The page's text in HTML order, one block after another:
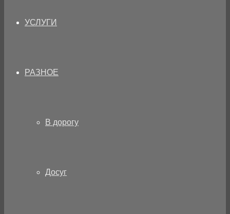
УСЛУГИ
РАЗНОЕ
В дорогу
Досуг